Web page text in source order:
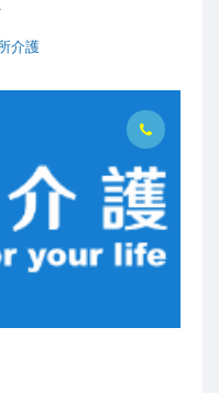
介護